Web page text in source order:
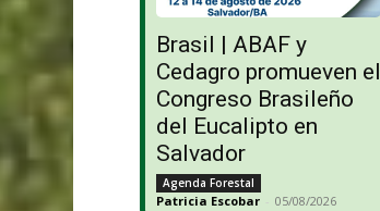
Brasil | ABAF y
Cedagro promueven el
Congreso Brasileño
del Eucalipto en
Salvador
Agenda Forestal
Patricia Escobar - 05/08/2026